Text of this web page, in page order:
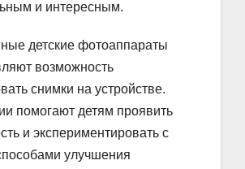
и интересным.
детские фотоаппараты
возможность
снимки на устройстве.
помогают детям проявить
и экспериментировать с
улучшения